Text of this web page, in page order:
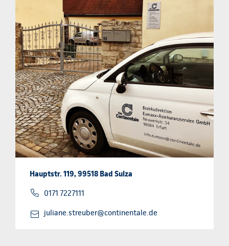
Hauptstr. 119, 99518 Bad Sulza
0171 7227111
juliane.streuber@continentale.de